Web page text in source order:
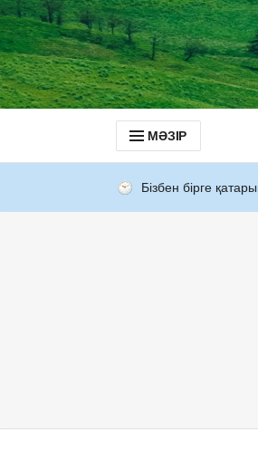
МӘЗІР
Бізбен бірге